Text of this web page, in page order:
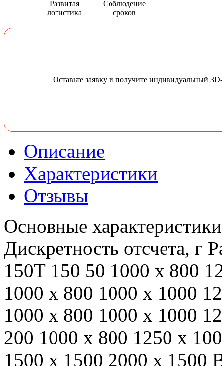
Развитая
логистика
Соблюдение
сроков
Оставьте заявку и получите индивидуальный
Описание
Характеристики
Отзывы
Основные
Дискретность отсчета,
150Т 150 50 1000 х 800
1000 х 800 1000 х 1000
1000 х 800 1000 х 1000
200 1000 х 800 1250 х
1500 х 1500 2000 х